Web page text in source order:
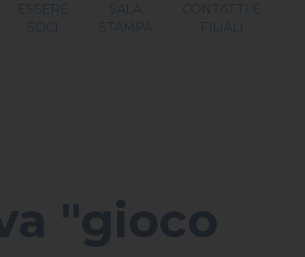
ESSERE
SOCI
SALA
STAMPA
CONTATTI E
FILIALI
"gioco